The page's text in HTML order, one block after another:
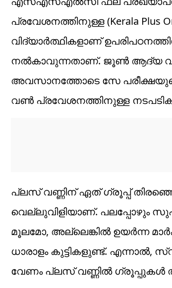
പ്രവേശനത്തിനുള്ള (Kerala Plus
വിദ്യാർത്ഥികളാണ്
നൽകാവുന്നതാണ്. ജൂൺ ആദ്യ
അവസാനത്തോടെ സേ
വൺ പ്രവേശനത്തിനുള്ള
പ്ലസ് വണ്ണിന് ഏത് ഗ്രൂപ്പ്
വെല്ലുവിളിയാണ്. പലപ്പോഴും
മൂലമോ, അല്ലെങ്കിൽ ഉയർന്ന
ധാരാളം കുട്ടികളുണ്ട്. എന്നാൽ,
വേണം പ്ലസ് വണ്ണിൽ ​ഗ്രൂപ്പുകൾ